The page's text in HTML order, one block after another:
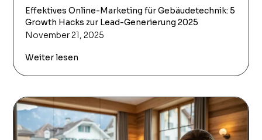
Effektives Online-Marketing für Gebäudetechnik: 5
Growth Hacks zur Lead-Generierung 2025
November 21, 2025
Weiter lesen